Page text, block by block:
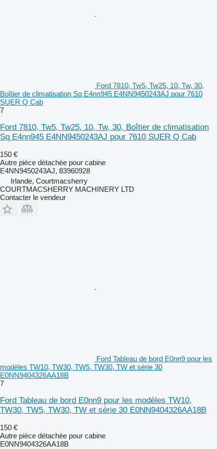
Ford 7810, Tw5, Tw25, 10, Tw, 30,
Boîtier de climatisation Sq E4nn945 E4NN9450243AJ pour 7610
SUER Q Cab
7
Ford 7810, Tw5, Tw25, 10, Tw, 30, Boîtier de climatisation
Sq E4nn945 E4NN9450243AJ pour 7610 SUER Q Cab
150 €
Autre pièce détachée pour cabine
E4NN9450243AJ, 83960928
Irlande, Courtmacsherry
COURTMACSHERRY MACHINERY LTD
Contacter le vendeur
Ford Tableau de bord E0nn9 pour les
modèles TW10, TW30, TW5, TW30, TW et série 30
E0NN9404326AA18B
7
Ford Tableau de bord E0nn9 pour les modèles TW10,
TW30, TW5, TW30, TW et série 30 E0NN9404326AA18B
150 €
Autre pièce détachée pour cabine
E0NN9404326AA18B